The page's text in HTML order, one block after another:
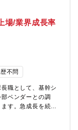
場/業界成長率
不問
職として、基幹シ
ベンダーとの調
す。急成長を続け
です。【職務内